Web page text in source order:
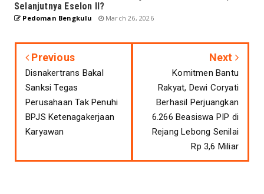
Selanjutnya Eselon II?
Pedoman Bengkulu March 26, 2026
Previous
Disnakertrans Bakal
Sanksi Tegas
Perusahaan Tak Penuhi
BPJS Ketenagakerjaan
Karyawan
Next
Komitmen Bantu
Rakyat, Dewi Coryati
Berhasil Perjuangkan
6.266 Beasiswa PIP di
Rejang Lebong Senilai
Rp 3,6 Miliar